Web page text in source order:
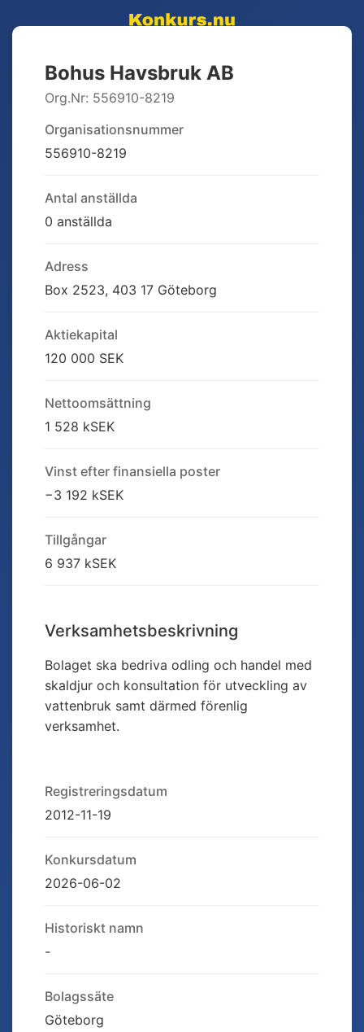
Bohus Havsbruk AB
Org.Nr: 556910-8219
Organisationsnummer
556910-8219
Antal anställda
0 anställda
Adress
Box 2523, 403 17 Göteborg
Aktiekapital
120 000 SEK
Nettoomsättning
1 528 kSEK
Vinst efter finansiella poster
−3 192 kSEK
Tillgångar
6 937 kSEK
Verksamhetsbeskrivning
Bolaget ska bedriva odling och handel med
skaldjur och konsultation för utveckling av
vattenbruk samt därmed förenlig
verksamhet.
Registreringsdatum
2012-11-19
Konkursdatum
2026-06-02
Historiskt namn
-
Bolagssäte
Göteborg